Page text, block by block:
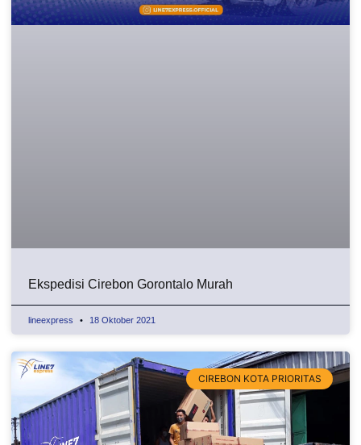
Ekspedisi Cirebon Gorontalo Murah
lineexpress 18 Oktober 2021
CIREBON KOTA PRIORITAS